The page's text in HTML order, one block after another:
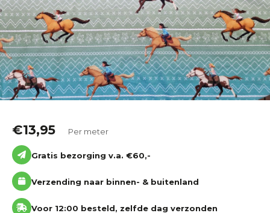
Katoen
Grootverbruik
Tijdpakker stof
€13,95 Per meter
Gratis bezorging v.a. €60,-
Verzending naar binnen- & buitenland
Voor 12:00 besteld, zelfde dag verzonden